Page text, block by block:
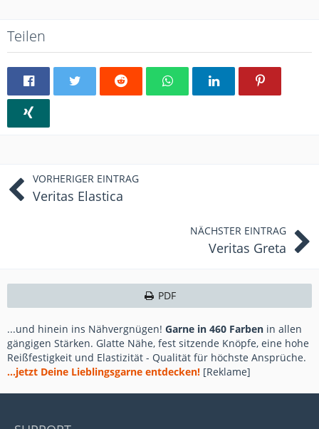
Teilen
VORHERIGER EINTRAG
Veritas Elastica
NÄCHSTER EINTRAG
Veritas Greta
PDF
...und hinein ins Nähvergnügen! Garne in 460 Farben in allen
gängigen Stärken. Glatte Nähe, fest sitzende Knöpfe, eine hohe
Reißfestigkeit und Elastizität - Qualität für höchste Ansprüche.
...jetzt Deine Lieblingsgarne entdecken! [Reklame]